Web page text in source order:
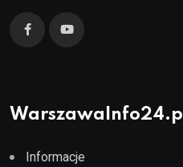
WarszawaInfo24.pl
Informacje